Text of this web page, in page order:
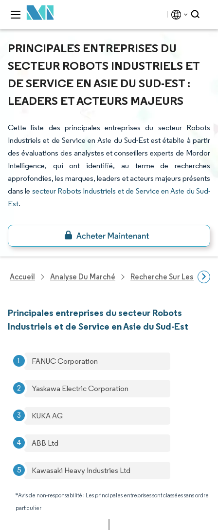
PRINCIPALES ENTREPRISES DU
SECTEUR ROBOTS INDUSTRIELS ET
DE SERVICE EN ASIE DU SUD-EST :
LEADERS ET ACTEURS MAJEURS
Cette liste des principales entreprises du secteur Robots
Industriels et de Service en Asie du Sud-Est est établie à partir
des évaluations des analystes et conseillers experts de Mordor
Intelligence, qui ont identifié, au terme de recherches
approfondies, les marques, leaders et acteurs majeurs présents
dans le secteur Robots Industriels et de Service en Asie du Sud-
Est.
Accueil Analyse Du Marché Recherche Sur Les
Principales entreprises du secteur Robots
Industriels et de Service en Asie du Sud-Est
FANUC Corporation
Yaskawa Electric Corporation
KUKA AG
ABB Ltd
Kawasaki Heavy Industries Ltd
*Avis de non-responsabilité : Les principales entreprises sont classées sans ordre
particulier